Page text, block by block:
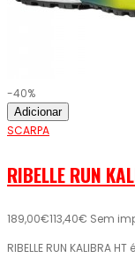
-40%
Adicionar
SCARPA
RIBELLE RUN
189,00€113,40€ Sem
RIBELLE RUN